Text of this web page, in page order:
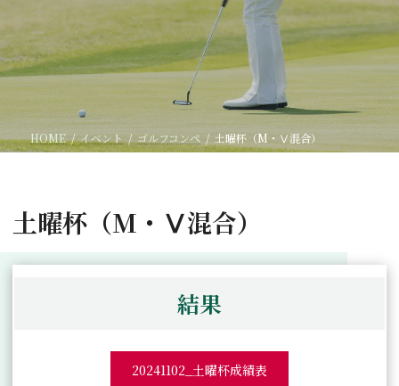
HOME イベント ゴルフコンペ 土曜杯（M・Ⅴ混合）
土曜杯（M・Ⅴ混合）
結果
20241102_土曜杯成績表